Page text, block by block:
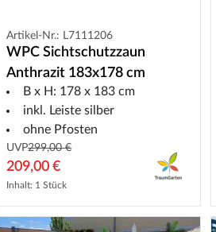
Artikel-Nr.: L7111206
WPC Sichtschutzzaun
Anthrazit 183x178 cm
B x H: 178 x 183 cm
inkl. Leiste silber
ohne Pfosten
UVP299,00 €
209,00 €
Inhalt: 1 Stück